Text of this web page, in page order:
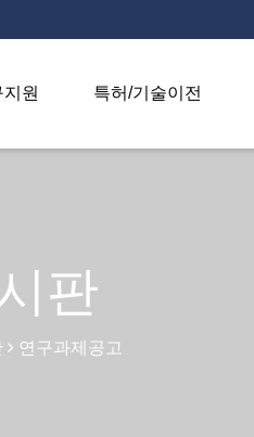
원 특허/기술이전
판
연구과제공고